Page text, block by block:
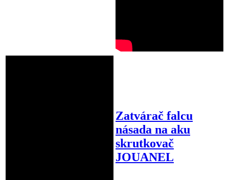
Zatvárač falcu
násada na aku
skrutkovač
JOUANEL